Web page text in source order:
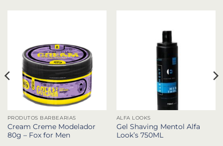
PRODUTOS BARBEARIAS
Cream Creme Modelador
80g – Fox for Men
ALFA LOOKS
Gel Shaving Mentol Alfa
Look’s 750ML